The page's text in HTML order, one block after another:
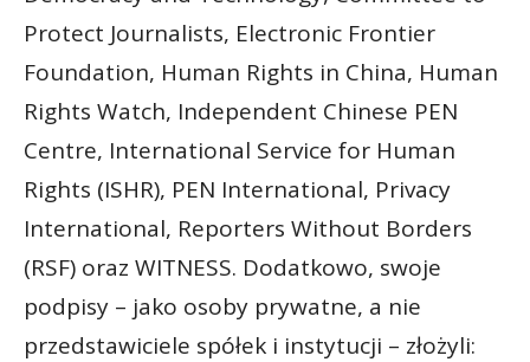
Protect Journalists, Electronic Frontier
Foundation, Human Rights in China, Human
Rights Watch, Independent Chinese PEN
Centre, International Service for Human
Rights (ISHR), PEN International, Privacy
International, Reporters Without Borders
(RSF) oraz WITNESS. Dodatkowo, swoje
podpisy – jako osoby prywatne, a nie
przedstawiciele spółek i instytucji – złożyli: